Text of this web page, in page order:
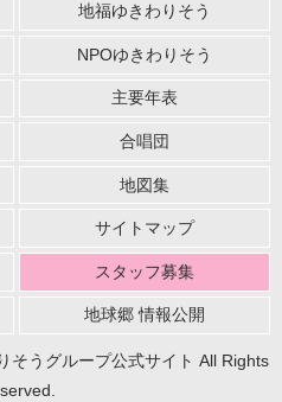
地福ゆきわりそう
NPOゆきわりそう
主要年表
合唱団
地図集
サイトマップ
スタッフ募集
地球郷 情報公開
うグループ公式サイト All Rights